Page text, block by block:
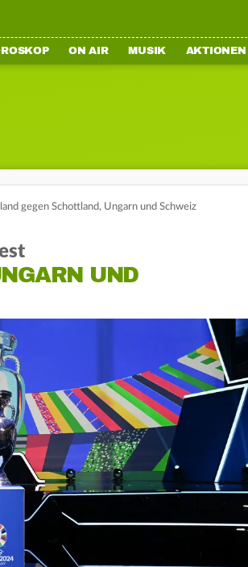
ON AIR MUSIK AKTIONEN
gegen Schottland, Ungarn und Schweiz
UND